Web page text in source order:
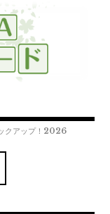
クアップ！2026